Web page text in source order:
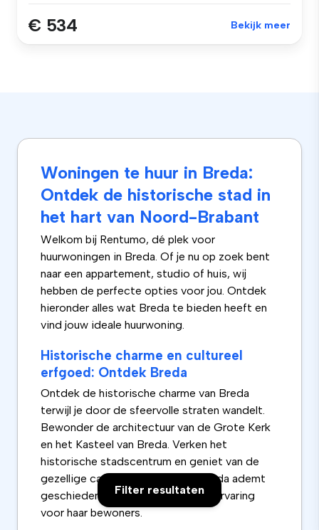
Filter resultaten
€ 534 Bekijk meer
Woningen te huur in Breda:
Ontdek de historische stad in
het hart van Noord-Brabant
Welkom bij Rentumo, dé plek voor
huurwoningen in Breda. Of je nu op zoek bent
naar een appartement, studio of huis, wij
hebben de perfecte opties voor jou. Ontdek
hieronder alles wat Breda te bieden heeft en
vind jouw ideale huurwoning.
Historische charme en cultureel
erfgoed: Ontdek Breda
Ontdek de historische charme van Breda
terwijl je door de sfeervolle straten wandelt.
Bewonder de architectuur van de Grote Kerk
en het Kasteel van Breda. Verken het
historische stadscentrum en geniet van de
gezellige cafés en restaurants. Breda ademt
geschiedenis en biedt een unieke ervaring
voor haar bewoners.